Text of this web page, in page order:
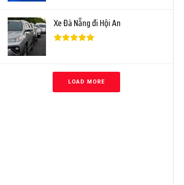
Xe Đà Nẵng đi Hội An
LOAD MORE